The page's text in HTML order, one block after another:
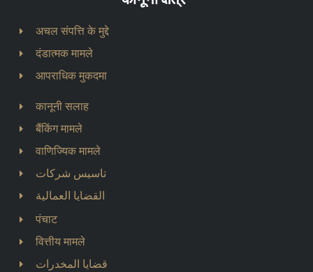
अचल संपत्ति के मुद्दे
दंडात्मक मामले
आपराधिक मुकदमा
कानूनी सलाह
बैंकिंग मामले
वाणिज्यिक मामले
تاسيس شركات
القضايا العمالية
पंचाट
वित्तीय मामले
قضايا المخدرات